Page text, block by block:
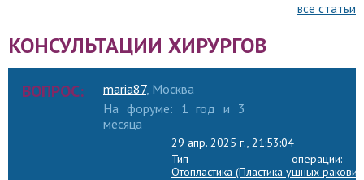
все статьи
КОНСУЛЬТАЦИИ ХИРУРГОВ
ВОПРОС: maria87, Москва
На форуме: 1 год и 3
месяца
29 апр. 2025 г., 21:53:04
Тип операции:
Отопластика (Пластика ушных